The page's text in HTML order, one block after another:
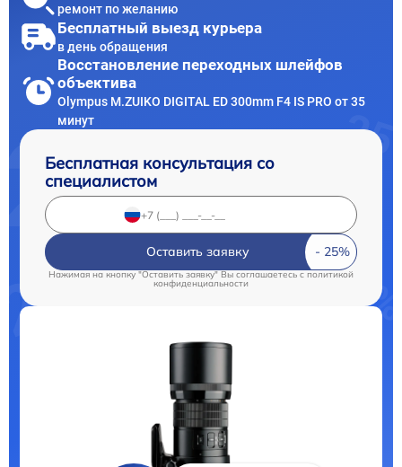
ремонт по желанию
Бесплатный выезд курьера
в день обращения
Восстановление переходных шлейфов
объектива
Olympus M.ZUIKO DIGITAL ED 300mm F4 IS PRO от 35
минут
Бесплатная консультация со
специалистом
Оставить заявку
Нажимая на кнопку "Оставить заявку" Вы соглашаетесь c политикой
конфиденциальности